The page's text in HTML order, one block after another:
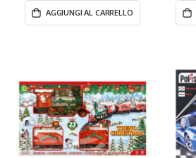
AGGIUNGI AL CARRELLO